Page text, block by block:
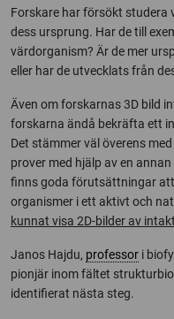
Forskare har försökt studera
dess ursprung. Har de till
värdorganism? Är de mer
eller har de utvecklats från
Även om forskarnas 3D bild
forskarna ändå bekräfta ett
Det stämmer väl överens
prover med hjälp av en
finns goda förutsättningar
organismer i ett aktivt och
kunnat visa 2D-bilder av
Janos Hajdu, professor i
pionjär inom fältet
identifierat nästa steg.